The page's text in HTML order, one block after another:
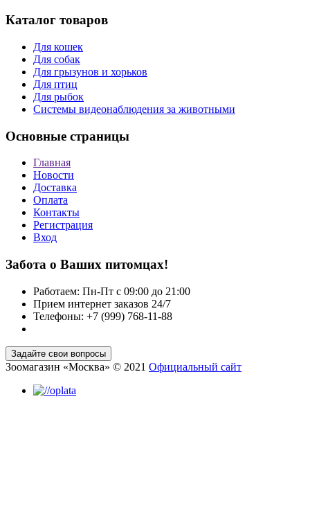
Каталог товаров
Для кошек
Для собак
Для грызунов и хорьков
Для птиц
Для рыбок
Cистемы видеонаблюдения за животными
Основные страницы
Главная
Новости
Доставка
Оплата
Контакты
Регистрация
Вход
Забота о Ваших питомцах!
Работаем: Пн-Пт с 09:00 до 21:00
Прием интернет заказов 24/7
Телефоны: +7 (999) 768-11-88
Зоомагазин «Москва» © 2021 Официальный сайт